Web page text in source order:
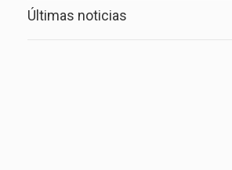
Últimas noticias